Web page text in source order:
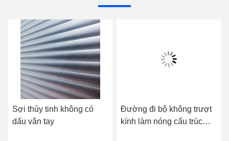
Sợi thủy tinh không có
dấu vân tay
Đường đi bộ không trượt
kính làm nóng cấu trúc